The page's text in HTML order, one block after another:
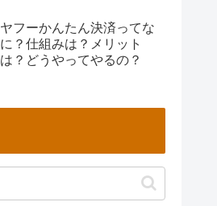
ヤフーかんたん決済ってな
に？仕組みは？メリット
は？どうやってやるの？